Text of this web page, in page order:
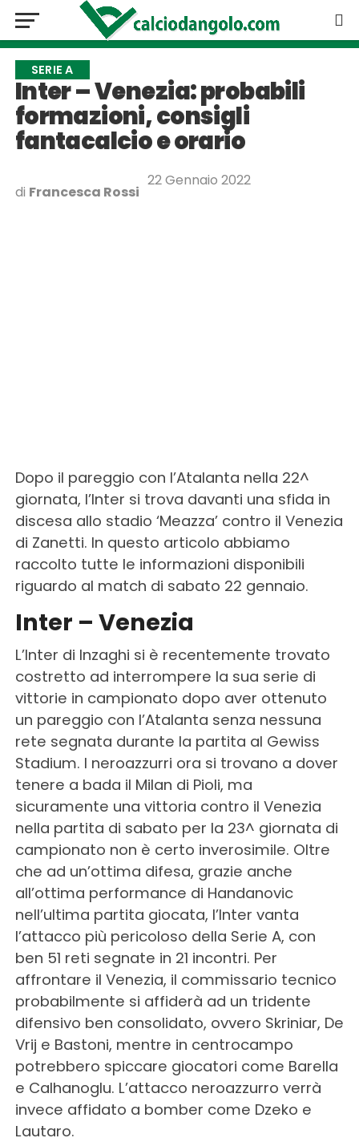
SERIE A
Inter – Venezia: probabili
formazioni, consigli
fantacalcio e orario
di Francesca Rossi
22 Gennaio 2022
Dopo il pareggio con l’Atalanta nella 22^
giornata, l’Inter si trova davanti una sfida in
discesa allo stadio ‘Meazza’ contro il Venezia
di Zanetti. In questo articolo abbiamo
raccolto tutte le informazioni disponibili
riguardo al match di sabato 22 gennaio.
Inter – Venezia
L’Inter di Inzaghi si è recentemente trovato
costretto ad interrompere la sua serie di
vittorie in campionato dopo aver ottenuto
un pareggio con l’Atalanta senza nessuna
rete segnata durante la partita al Gewiss
Stadium. I neroazzurri ora si trovano a dover
tenere a bada il Milan di Pioli, ma
sicuramente una vittoria contro il Venezia
nella partita di sabato per la 23^ giornata di
campionato non è certo inverosimile. Oltre
che ad un’ottima difesa, grazie anche
all’ottima performance di Handanovic
nell’ultima partita giocata, l’Inter vanta
l’attacco più pericoloso della Serie A, con
ben 51 reti segnate in 21 incontri. Per
affrontare il Venezia, il commissario tecnico
probabilmente si affiderà ad un tridente
difensivo ben consolidato, ovvero Skriniar, De
Vrij e Bastoni, mentre in centrocampo
potrebbero spiccare giocatori come Barella
e Calhanoglu. L’attacco neroazzurro verrà
invece affidato a bomber come Dzeko e
Lautaro.